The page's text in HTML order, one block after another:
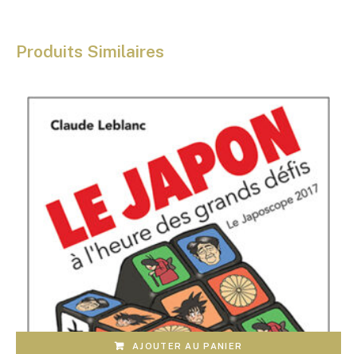
Produits Similaires
AJOUTER AU PANIER